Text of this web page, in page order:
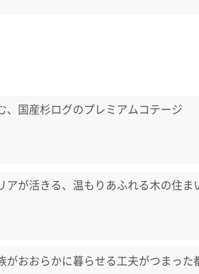
、国産杉ログのプレミアムコテージ
アが活きる、温もりあふれる木の住ま
がおおらかに暮らせる工夫がつまった